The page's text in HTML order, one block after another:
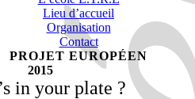
Lieu d’accueil
Organisation
Contact
PROJET EUROPÉEN
2015
in your plate ?